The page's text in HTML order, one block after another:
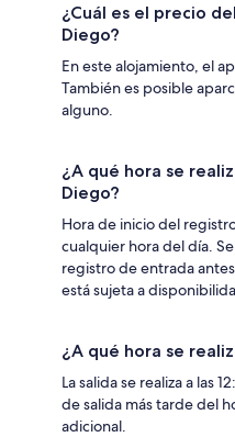
¿Cuál es el precio
Diego?
En este alojamiento, el
También es posible
alguno.
¿A qué hora se
Diego?
Hora de inicio del
cualquier hora del día.
registro de entrada
está sujeta a
¿A qué hora se
La salida se realiza a las
de salida más tarde del
adicional.